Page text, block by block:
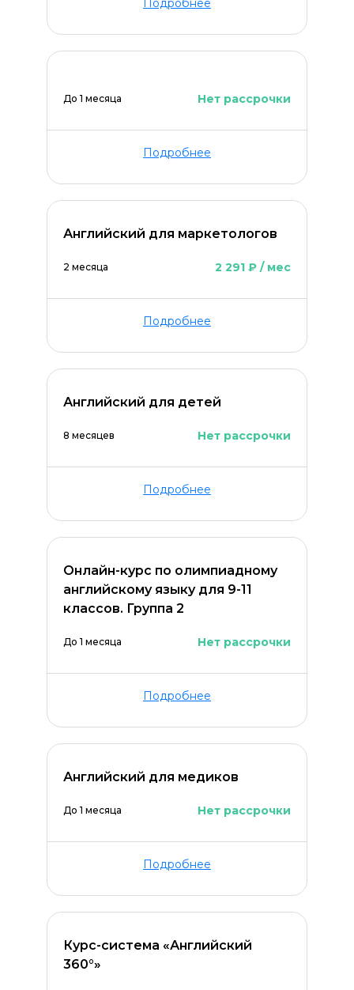
Подробнее
До 1 месяца Нет рассрочки
Подробнее
Английский для маркетологов
2 месяца 2 291 ₽ / мес
Подробнее
Английский для детей
8 месяцев Нет рассрочки
Подробнее
Онлайн-курс по олимпиадному
английскому языку для 9-11
классов. Группа 2
До 1 месяца Нет рассрочки
Подробнее
Английский для медиков
До 1 месяца Нет рассрочки
Подробнее
Курс-система «Английский
360°»